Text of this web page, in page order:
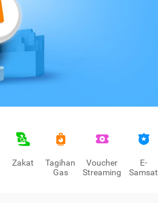
Zakat
Tagihan
Gas
Voucher
Streaming
E-
Samsat